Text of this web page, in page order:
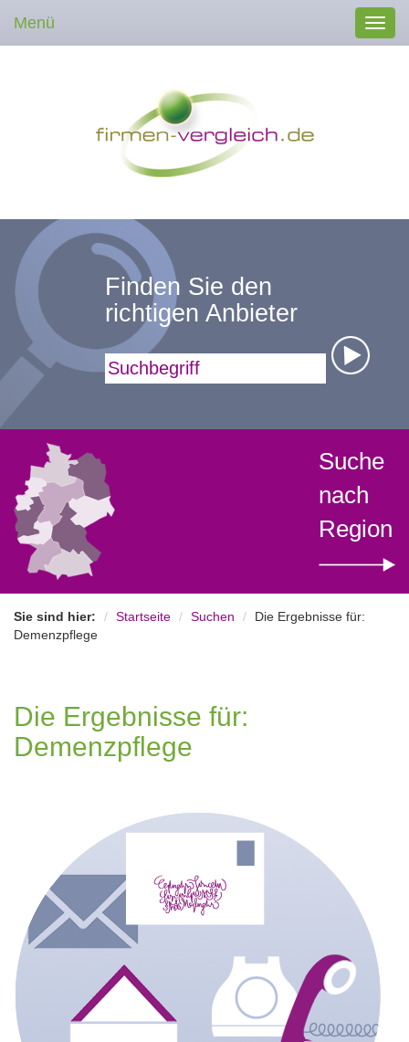
Menü
Finden Sie den
richtigen Anbieter
Suchbegriff
Suche
nach
Region
Sie sind hier: Startseite Suchen
Die Ergebnisse für:
Demenzpflege
Die Ergebnisse für:
Demenzpflege